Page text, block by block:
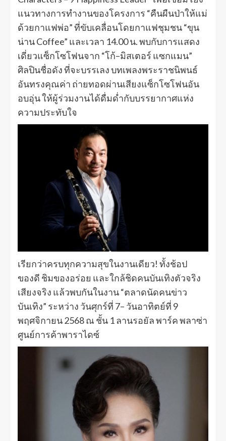
แนวทางการทำงานของโครงการ “คืนผืนป่าให้แม่
ด้วยกาแฟพ่อ” ที่ขับเคลื่อนโดยกาแฟชุมชน “ขุน
น่าน Coffee” และเวลา 14.00 น. พบกับการแสดง
เดี่ยวแซ็กโซโฟนจาก “โก้–มิสเตอร์ แซกแมน”
ศิลปินชื่อดัง ที่จะบรรเลง บทเพลงพระราชนิพนธ์
อันทรงคุณค่า ถ่ายทอดผ่านเสียงแซ็กโซโฟนอัน
อบอุ่น ให้ผู้ร่วมงานได้ดื่มด่ำกับบรรยากาศแห่ง
ความประทับใจ
เรียกว่าครบทุกความสุขในงานเดียว! ทั้งช้อป
ของดี ชิมของอร่อย และใกล้ชิดคนบันเทิงตัวจริง
เสียงจริง แล้วพบกันในงาน “ตลาดนัดคนข่าว
บันเทิง” ระหว่าง วันศุกร์ที่ 7– วันอาทิตย์ที่ 9
พฤศจิกายน 2568 ณ ชั้น 1 ลานรอยัล พาร์ค พลาซ่า
ศูนย์การค้าพาราไดซ์